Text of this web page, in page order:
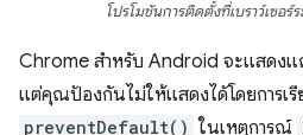
โปรโมชันการติดตั้งที่เบราว์เซอ
Chrome สำหรับ Android จะแสดง
แต่คุณป้องกันไม่ให้แสดงได้โดยการเรี
preventDefault() ในเหตุการณ์